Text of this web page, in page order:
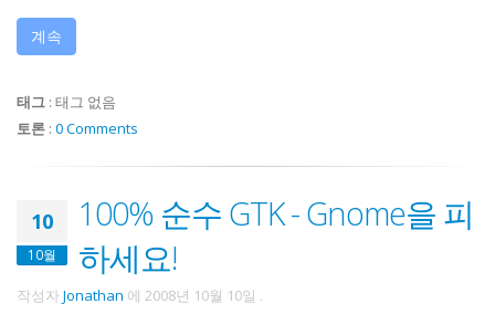
계속
태그 : 태그 없음
토론 : 0 Comments
10
10월
100% 순수 GTK - Gnome을 피
하세요!
작성자Jonathan 에 2008년 10월 10일 .